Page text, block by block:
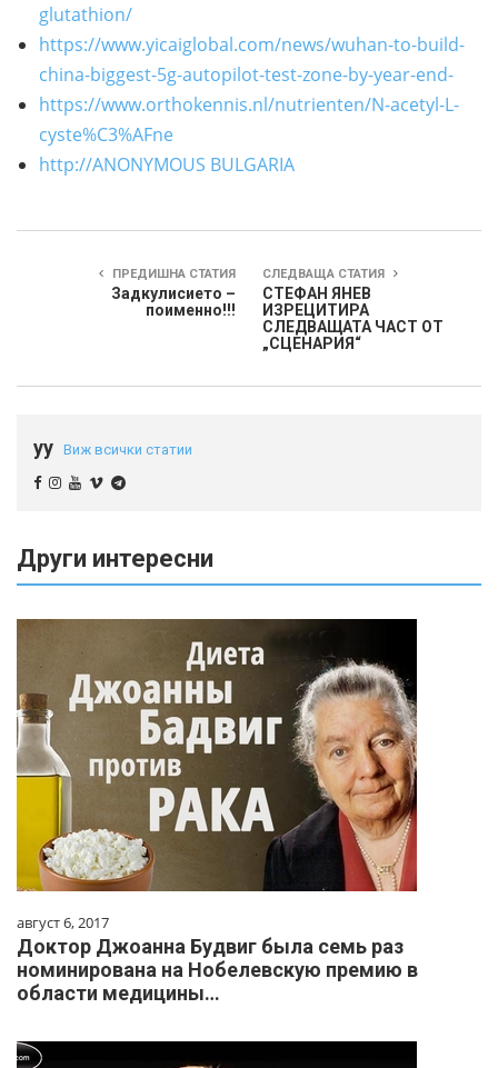
glutathion/
https://www.yicaiglobal.com/news/wuhan-to-build-
china-biggest-5g-autopilot-test-zone-by-year-end-
https://www.orthokennis.nl/nutrienten/N-acetyl-L-
cyste%C3%AFne
http://ANONYMOUS BULGARIA
ПРЕДИШНА СТАТИЯ
Задкулисието –
поименно!!!
СЛЕДВАЩА СТАТИЯ
СТЕФАН ЯНЕВ
ИЗРЕЦИТИРА
СЛЕДВАЩАТА ЧАСТ ОТ
„СЦЕНАРИЯ“
yy Виж всички статии
Други интересни
август 6, 2017
Доктор Джоанна Будвиг была семь раз
номинирована на Нобелевскую премию в
области медицины…